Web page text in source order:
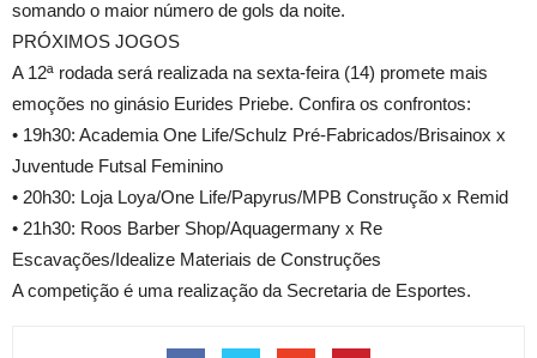
somando o maior número de gols da noite.
PRÓXIMOS JOGOS
A 12ª rodada será realizada na sexta-feira (14) promete mais
emoções no ginásio Eurides Priebe. Confira os confrontos:
• 19h30: Academia One Life/Schulz Pré-Fabricados/Brisainox x
Juventude Futsal Feminino
• 20h30: Loja Loya/One Life/Papyrus/MPB Construção x Remid
• 21h30: Roos Barber Shop/Aquagermany x Re
Escavações/Idealize Materiais de Construções
A competição é uma realização da Secretaria de Esportes.